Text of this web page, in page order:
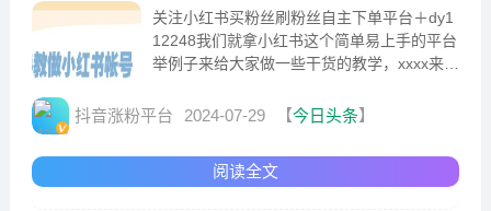
关注小红书买粉丝刷粉丝自主下单平台＋dy1
12248我们就拿小红书这个简单易上手的平台
举例子来给大家做一些干货的教学，xxxx来给
首先你要知
抖音涨粉平台 2024-07-29 【今日头条】
阅读全文